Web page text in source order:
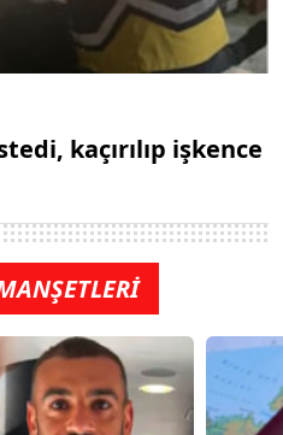
kaçırılıp işkence